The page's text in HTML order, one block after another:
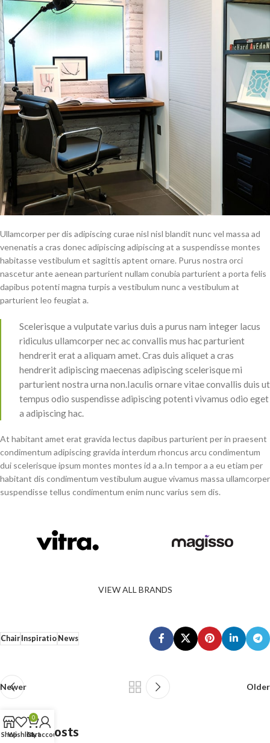
Ullamcorper per dis adipiscing curae nisl nisl blandit nunc vel massa ad
venenatis a cras donec adipiscing adipiscing at a suspendisse montes
habitasse vestibulum et sagittis aptent ornare. Purus nostra orci
nascetur ante aenean parturient nullam conubia parturient a porta felis
dapibus potenti magna turpis a vestibulum nunc a vestibulum at
parturient leo feugiat a.
Scelerisque a vulputate varius duis a purus nam integer lacus
ridiculus ullamcorper nec ac convallis mus hac parturient
hendrerit erat a aliquam amet. Cras duis aliquet a cras
hendrerit adipiscing maecenas adipiscing scelerisque mi
parturient nostra urna non.Iaculis ornare vitae convallis duis ut
tempus odio suspendisse adipiscing potenti vivamus odio eget
a adipiscing hac.
At habitant amet erat gravida lectus dapibus parturient per in praesent
condimentum adipiscing gravida interdum rhoncus arcu condimentum
dui scelerisque ipsum montes montes id a a.In tempor a a eu etiam per
habitant dis condimentum vestibulum augue vivamus massa ullamcorper
suspendisse tellus condimentum enim nunc varius sem dis.
VIEW ALL BRANDS
ChairInspiratioNews
Newer Older
Related Posts
ShopWishlist
0
Cart
My account